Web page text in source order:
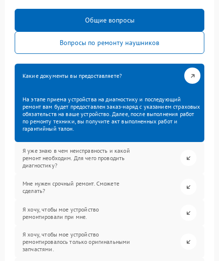
Общие вопросы
Вопросы по ремонту наушников
Какие документы вы предоставляете?
На этапе приема устройства на диагностику и последующий
ремонт вам будет предоставлен заказ-наряд с указанием страховых
обязательств на ваше устройство. Далее, после выполнения работ
по ремонту техники, вы получите акт выполненных работ и
гарантийный талон.
Я уже знаю в чем неисправность и какой
ремонт необходим. Для чего проводить
диагностику?
Мне нужен срочный ремонт. Сможете
сделать?
Я хочу, чтобы мое устройство
ремонтировали при мне.
Я хочу, чтобы мое устройство
ремонтировалось только оригинальными
запчастями.